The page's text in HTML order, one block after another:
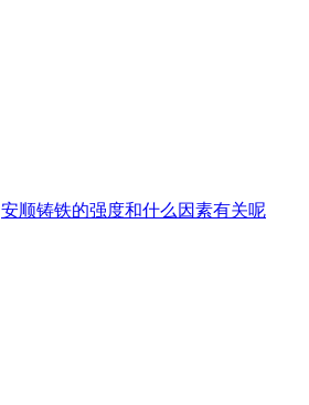
安顺铸铁的强度和什么因素有关呢